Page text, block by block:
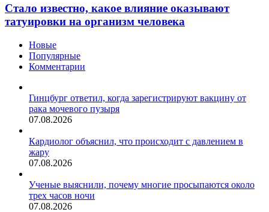
какое
влияние
оказывают
организм
человека
Стало известно, какое влияние оказывают
татуировки на организм человека
Новые
Популярные
Комментарии
Гинцбург ответил, когда зарегистрируют вакцину от
рака мочевого пузыря
07.08.2026
Кардиолог объяснил, что происходит с давлением в
жару
07.08.2026
Ученые выяснили, почему многие просыпаются около
трех часов ночи
07.08.2026